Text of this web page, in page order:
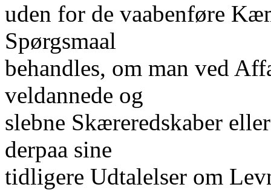
uden for de vaabenføre
Spørgsmaal
behandles, om man ved
veldannede og
slebne Skæreredskaber
derpaa sine
tidligere Udtalelser om